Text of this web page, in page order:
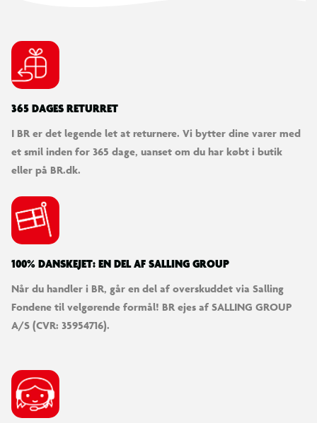
365 DAGES RETURRET
I BR er det legende let at returnere. Vi bytter dine varer med
et smil inden for 365 dage, uanset om du har købt i butik
eller på BR.dk.
100% DANSKEJET: EN DEL AF SALLING GROUP
Når du handler i BR, går en del af overskuddet via Salling
Fondene til velgørende formål! BR ejes af SALLING GROUP
A/S (CVR: 35954716).